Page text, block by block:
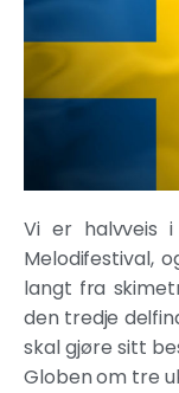
Vi er halvveis
Melodifestival,
langt fra
den tredje
skal gjøre sitt
Globen om tre